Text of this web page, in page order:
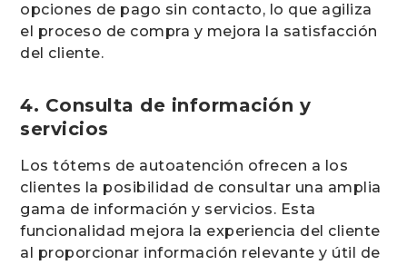
opciones de pago sin contacto, lo que agiliza
el proceso de compra y mejora la satisfacción
del cliente.
4. Consulta de información y
servicios
Los tótems de autoatención ofrecen a los
clientes la posibilidad de consultar una amplia
gama de información y servicios. Esta
funcionalidad mejora la experiencia del cliente
al proporcionar información relevante y útil de